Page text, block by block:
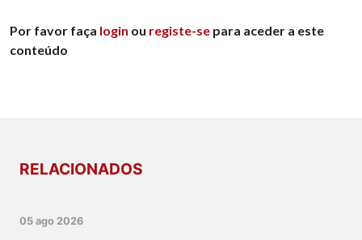
Por favor faça login ou registe-se para aceder a este
conteúdo
RELACIONADOS
05 ago 2026